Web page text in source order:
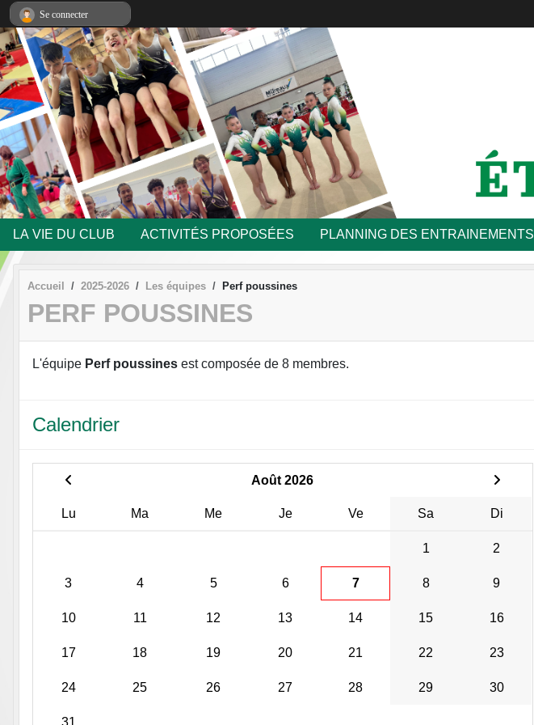
LA VIE DU CLUB ACTIVITÉS PROPOSÉES PLANNING DES ENTRAINEMENTS
Accueil 2025-2026 Les équipes Perf poussines
PERF POUSSINES
L'équipe Perf poussines est composée de 8 membres.
Calendrier
Août 2026
Lu Ma Me Je Ve Sa Di
1 2
3 4 5 6 7 8 9
10 11 12 13 14 15 16
17 18 19 20 21 22 23
24 25 26 27 28 29 30
Se connecter
Panneau de gestion des cookies